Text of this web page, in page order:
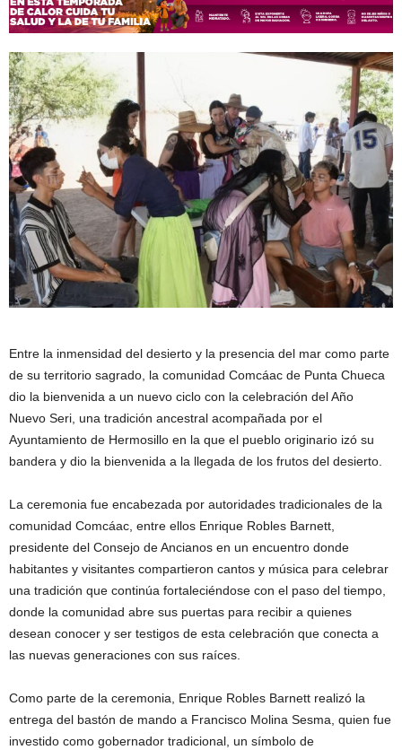
Entre la inmensidad del desierto y la presencia del mar como parte
de su territorio sagrado, la comunidad Comcáac de Punta Chueca
dio la bienvenida a un nuevo ciclo con la celebración del Año
Nuevo Seri, una tradición ancestral acompañada por el
Ayuntamiento de Hermosillo en la que el pueblo originario izó su
bandera y dio la bienvenida a la llegada de los frutos del desierto.
La ceremonia fue encabezada por autoridades tradicionales de la
comunidad Comcáac, entre ellos Enrique Robles Barnett,
presidente del Consejo de Ancianos en un encuentro donde
habitantes y visitantes compartieron cantos y música para celebrar
una tradición que continúa fortaleciéndose con el paso del tiempo,
donde la comunidad abre sus puertas para recibir a quienes
desean conocer y ser testigos de esta celebración que conecta a
las nuevas generaciones con sus raíces.
Como parte de la ceremonia, Enrique Robles Barnett realizó la
entrega del bastón de mando a Francisco Molina Sesma, quien fue
investido como gobernador tradicional, un símbolo de